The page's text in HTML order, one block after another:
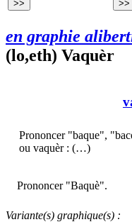
en graphie
(lo,eth) Vaquèr
Prononcer "baque",
ou vaquèr : (…)
Prononcer "Baquè".
Variante(s) graphique(s) :